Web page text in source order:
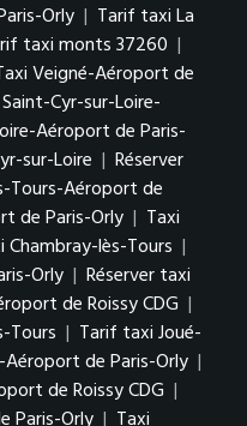
Orly | Tarif taxi La
taxi monts 37260 |
Veigné-Aéroport de
Cyr-sur-Loire-
Aéroport de Paris-
sur-Loire | Réserver
Tours-Aéroport de
de Paris-Orly | Taxi
lès-Tours |
Orly | Réserver taxi
de Roissy CDG |
Tours | Tarif taxi Joué-
de Paris-Orly |
de Roissy CDG |